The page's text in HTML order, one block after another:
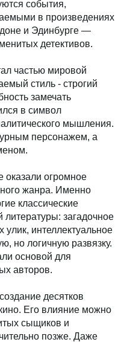
события,
в произведениях
и Эдинбурге —
детективов.
частью мировой
стиль - строгий
замечать
в символ
мышления.
персонажем, а
оказали огромное
жанра. Именно
классические
литературы: загадочное
интеллектуальное
но логичную развязку.
основой для
авторов.
десятков
Его влияние можно
сыщиков и
позже. Даже